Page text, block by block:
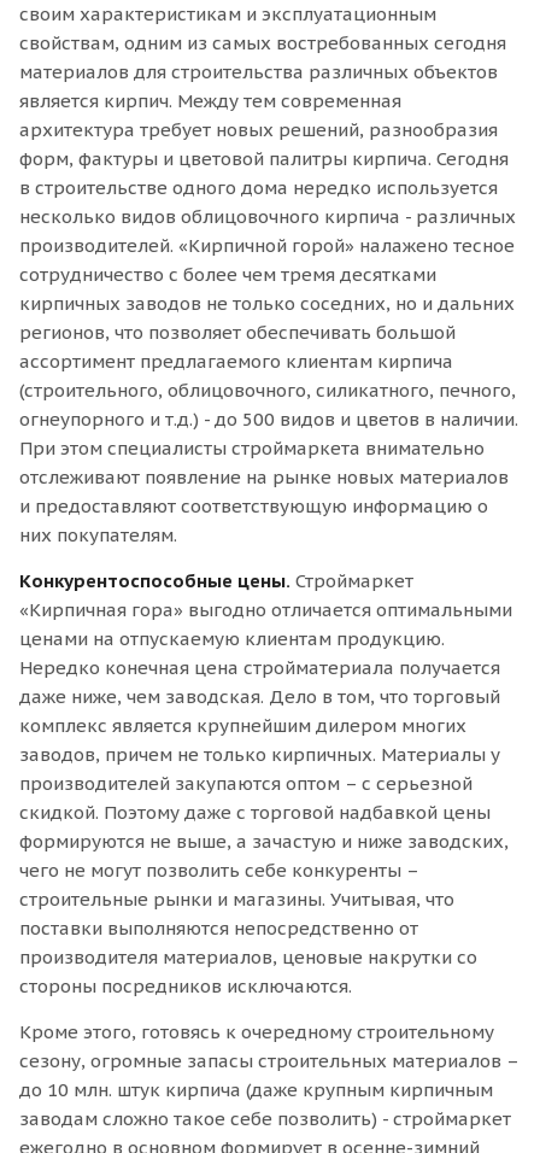
своим характеристикам и эксплуатационным
свойствам, одним из самых востребованных сегодня
материалов для строительства различных объектов
является кирпич. Между тем современная
архитектура требует новых решений, разнообразия
форм, фактуры и цветовой палитры кирпича. Сегодня
в строительстве одного дома нередко используется
несколько видов облицовочного кирпича - различных
производителей. «Кирпичной горой» налажено тесное
сотрудничество с более чем тремя десятками
кирпичных заводов не только соседних, но и дальних
регионов, что позволяет обеспечивать большой
ассортимент предлагаемого клиентам кирпича
(строительного, облицовочного, силикатного, печного,
огнеупорного и т.д.) - до 500 видов и цветов в наличии.
При этом специалисты строймаркета внимательно
отслеживают появление на рынке новых материалов
и предоставляют соответствующую информацию о
них покупателям.
Конкурентоспособные цены. Строймаркет
«Кирпичная гора» выгодно отличается оптимальными
ценами на отпускаемую клиентам продукцию.
Нередко конечная цена стройматериала получается
даже ниже, чем заводская. Дело в том, что торговый
комплекс является крупнейшим дилером многих
заводов, причем не только кирпичных. Материалы у
производителей закупаются оптом – с серьезной
скидкой. Поэтому даже с торговой надбавкой цены
формируются не выше, а зачастую и ниже заводских,
чего не могут позволить себе конкуренты –
строительные рынки и магазины. Учитывая, что
поставки выполняются непосредственно от
производителя материалов, ценовые накрутки со
стороны посредников исключаются.
Кроме этого, готовясь к очередному строительному
сезону, огромные запасы строительных материалов –
до 10 млн. штук кирпича (даже крупным кирпичным
заводам сложно такое себе позволить) - строймаркет
ежегодно в основном формирует в осенне-зимний